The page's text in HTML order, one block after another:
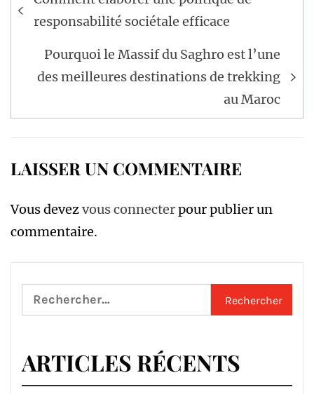
de
l’article
responsabilité sociétale efficace
Pourquoi le Massif du Saghro est l’une
des meilleures destinations de trekking
au Maroc
LAISSER UN COMMENTAIRE
Vous devezvous connecterpour publier un
commentaire.
Rechercher :
ARTICLES RÉCENTS